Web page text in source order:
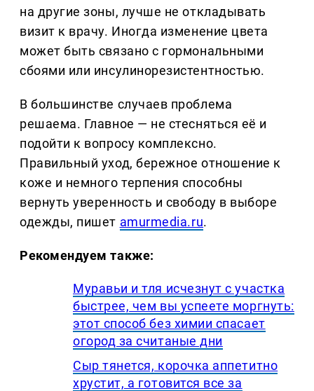
на другие зоны, лучше не откладывать
визит к врачу. Иногда изменение цвета
может быть связано с гормональными
сбоями или инсулинорезистентностью.
В большинстве случаев проблема
решаема. Главное — не стесняться её и
подойти к вопросу комплексно.
Правильный уход, бережное отношение к
коже и немного терпения способны
вернуть уверенность и свободу в выборе
одежды, пишет amurmedia.ru.
Рекомендуем также:
Муравьи и тля исчезнут с участка
быстрее, чем вы успеете моргнуть:
этот способ без химии спасает
огород за считаные дни
Сыр тянется, корочка аппетитно
хрустит, а готовится все за